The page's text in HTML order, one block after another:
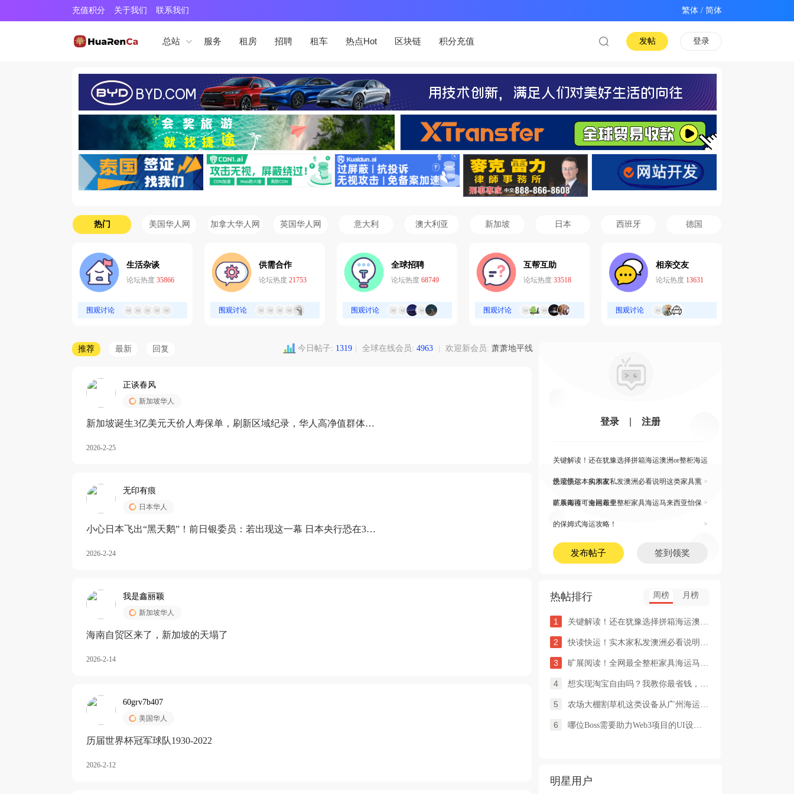
充值积分 关于我们 联系我们 /
总站 服务 租房 招聘 租车 热点Hot 区块链 积分充值 登录
发帖
热门 美国华人网 加拿大华人网 英国华人网 意大利 澳大利亚 新加坡 日本 西班牙 德国
生活杂谈
论坛热度 35866
围观讨论
供需合作
论坛热度 21753
围观讨论
全球招聘
论坛热度 68749
围观讨论
互帮互助
论坛热度 33518
围观讨论
相亲交友
论坛热度 13631
围观讨论
推荐 最新 回复 今日帖子: 1319 全球在线会员: 4963 欢迎新会员: 萧萧地平线
正谈春风
新加坡华人
新加坡诞生3亿美元天价人寿保单，刷新区域纪录，华人高净值群体成
2026-2-25
无印有痕
日本华人
小心日本飞出“黑天鹅”！前日银委员：若出现这一幕 日本央行恐在3月
2026-2-24
我是鑫丽颖
新加坡华人
海南自贸区来了，新加坡的天塌了
2026-2-14
60grv7b407
美国华人
历届世界杯冠军球队1930-2022
2026-2-12
登录 注册
关键解读！还在犹豫选择拼箱海运澳洲or整柜海运
悉尼墨尔本的朋友 >
快读快运！实木家私发澳洲必看说明这类家具熏
蒸杀毒再可海运布里 >
旷展阅读！全网最全整柜家具海运马来西亚怡保
的保姆式海运攻略！ >
发布帖子 签到领奖
热帖排行 周榜 月榜
1 关键解读！还在犹豫选择拼箱海运澳洲or整柜海运悉尼墨尔本的朋友
2 快读快运！实木家私发澳洲必看说明这类家具熏蒸杀毒再可海运布里
3 旷展阅读！全网最全整柜家具海运马来西亚怡保的保姆式海运攻略！
4 想实现淘宝自由吗？我教你最省钱，最方便的方法
5 农场大棚割草机这类设备从广州海运到澳洲堪培拉过海关需要提供什
6 哪位Boss需要助力Web3项目的UI设计，或qian
明星用户